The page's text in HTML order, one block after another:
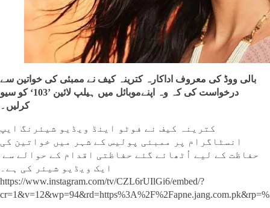
بالی ووڈ کی معروف اداکارہ کترینہ کیف نے ممبئی کی خواتین سے
درخواست کی کہ وہ اپنےموبائل میں ہیلپ لائین ’103‘ کو سیو
کرلیں۔
کترینہ کیف نے فوٹو اینڈ ویڈیو شیئرنگ ایپ
انسٹاگرام پر ممبئی پولیس کے شہر میں خواتین کی
حفاظت کے لیے اُٹھائے گئے حفاظتی اقدام کے حوالے سے
ایک ویڈیو شیئر کی ہے۔
https://www.instagram.com/tv/CZL6rUIlGi6/embed/?